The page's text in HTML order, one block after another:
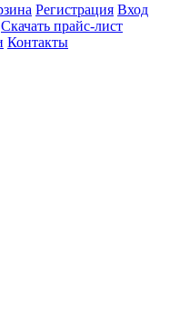
Регистрация Вход
Скачать прайс-лист
Контакты